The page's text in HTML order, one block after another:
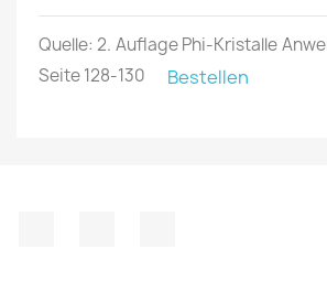
Quelle: 2. Auflage Phi-Kristalle
Seite 128-130
Bestellen